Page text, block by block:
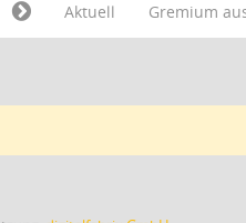
Aktuell Gremium